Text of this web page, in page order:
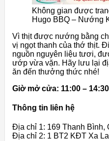
Không gian được
Hugo BBQ – Nướng
Vì thịt được nướng bằng
vị ngọt thanh của thớ thịt.
nguồn nguyên liệu tươi,
ướp vừa vặn. Hãy lưu lại
ăn đến thưởng thức nhé!
Giờ mở cửa: 11:00 –
Thông tin liên hệ
Địa chỉ 1: 169 Thanh Bình,
Địa chỉ 2: 1 BT2 KĐT Xa